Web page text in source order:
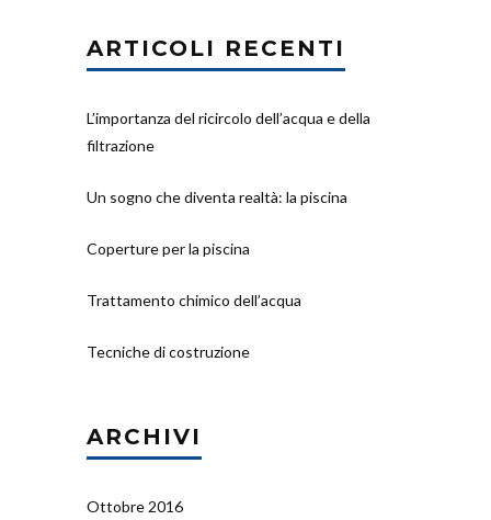
ARTICOLI RECENTI
L’importanza del ricircolo dell’acqua e della
filtrazione
Un sogno che diventa realtà: la piscina
Coperture per la piscina
Trattamento chimico dell’acqua
Tecniche di costruzione
ARCHIVI
Ottobre 2016